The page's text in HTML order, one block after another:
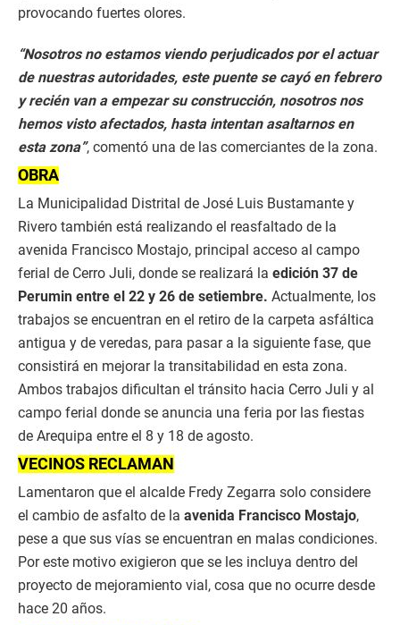
provocando fuertes olores.
“Nosotros no estamos viendo perjudicados por el actuar
de nuestras autoridades, este puente se cayó en febrero
y recién van a empezar su construcción, nosotros nos
hemos visto afectados, hasta intentan asaltarnos en
esta zona”, comentó una de las comerciantes de la zona.
OBRA
La Municipalidad Distrital de José Luis Bustamante y
Rivero también está realizando el reasfaltado de la
avenida Francisco Mostajo, principal acceso al campo
ferial de Cerro Juli, donde se realizará la edición 37 de
Perumin entre el 22 y 26 de setiembre. Actualmente, los
trabajos se encuentran en el retiro de la carpeta asfáltica
antigua y de veredas, para pasar a la siguiente fase, que
consistirá en mejorar la transitabilidad en esta zona.
Ambos trabajos dificultan el tránsito hacia Cerro Juli y al
campo ferial donde se anuncia una feria por las fiestas
de Arequipa entre el 8 y 18 de agosto.
VECINOS RECLAMAN
Lamentaron que el alcalde Fredy Zegarra solo considere
el cambio de asfalto de la avenida Francisco Mostajo,
pese a que sus vías se encuentran en malas condiciones.
Por este motivo exigieron que se les incluya dentro del
proyecto de mejoramiento vial, cosa que no ocurre desde
hace 20 años.